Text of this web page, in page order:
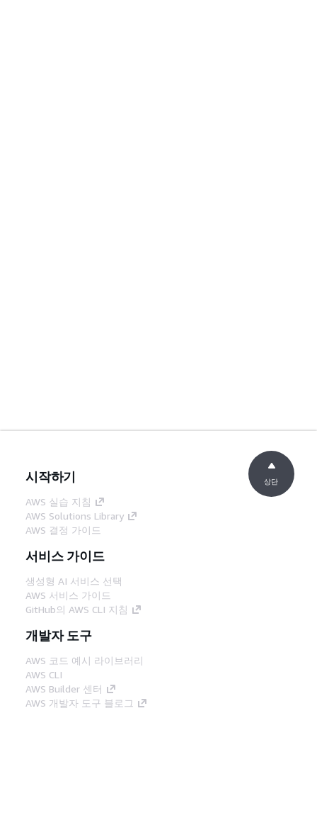
시작하기
AWS 실습 지침
AWS Solutions Library
AWS 결정 가이드
서비스 가이드
생성형 AI 서비스 선택
AWS 서비스 가이드
GitHub의 AWS CLI 지침
개발자 도구
AWS 코드 예시 라이브러리
AWS CLI
AWS Builder 센터
AWS 개발자 도구 블로그
상단